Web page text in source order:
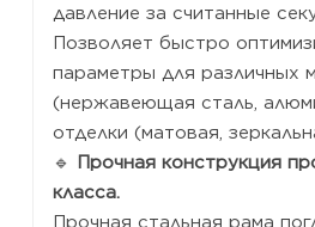
давление за считанные
Позволяет быстро
параметры для различных
(нержавеющая сталь,
отделки (матовая,
🔹 Прочная конструкция
класса.
Прочная стальная рама